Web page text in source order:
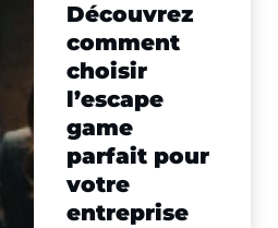
Découvrez
comment
choisir
l’escape
game
parfait pour
votre
entreprise